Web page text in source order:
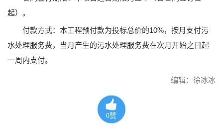
起）。
付款方式：本工程预付款为投标总价的10%，按月支付污
水处理服务费，当月产生的污水处理服务费在次月开始之日起
一周内支付。
编辑：徐冰冰
0赞